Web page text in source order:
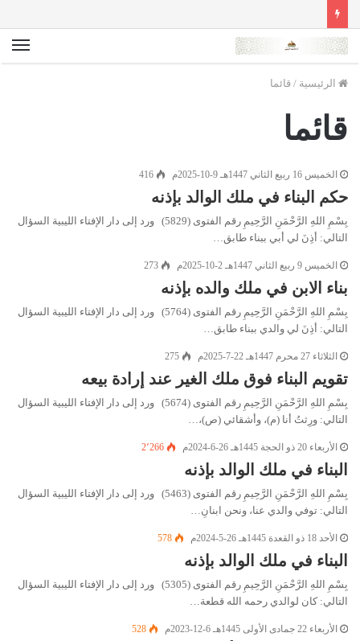
الرئيسية / قائما
قائما
الخميس 16 ربيع الثاني 1447هـ 9-10-2025م 416
حكم البناء في ملك الوالد بإذنه
بِسْمِ اللهِ الرَّحْمَنِ الرَّحِيمِ رقم الفتوى (5829) ورد إلى دار الإفتاء الليبية السؤال
التالي: أذِنَ لي أبي ببناء طابق…
الخميس 9 ربيع الثاني 1447هـ 2-10-2025م 273
بناء الابن في ملك والده بإذنه
بِسْمِ اللهِ الرَّحْمَنِ الرَّحِيمِ رقم الفتوى (5764) ورد إلى دار الإفتاء الليبية السؤال
التالي: أذِنَ لي والدي ببناء طابق…
الثلاثاء 27 محرم 1447هـ 22-7-2025م 275
تقويم البناء فوق ملك الغير عند إرادة بيعه
بِسْمِ اللهِ الرَّحْمَنِ الرَّحِيمِ رقم الفتوى (5674) ورد إلى دار الإفتاء الليبية السؤال
التالي: ورِثتُ أنا (م)، وأشقائي (ص)،…
الأربعاء 20 ذو الحجة 1445هـ 26-6-2024م 2٬266
البناء في ملك الوالد بإذنه
بِسْمِ اللهِ الرَّحْمَنِ الرَّحِيمِ رقم الفتوى (5463) ورد إلى دار الإفتاء الليبية السؤال
التالي: توفي والدي عنا، ونحن ابنانِ…
الأحد 18 ذو القعدة 1445هـ 26-5-2024م 578
البناء في ملك الوالد بإذنه
بِسْمِ اللهِ الرَّحْمَنِ الرَّحِيمِ رقم الفتوى (5305) ورد إلى دار الإفتاء الليبية السؤال
التالي: كان لوالدي رحمه الله قطعة…
الأربعاء 22 جمادى الأولى 1445هـ 6-12-2023م 528